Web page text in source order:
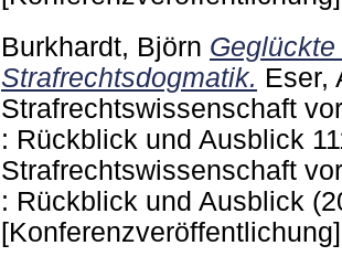
Burkhardt, Björn
Strafrechtsdogmatik. Eser,
Strafrechtswissenschaft
: Rückblick und Ausblick
Strafrechtswissenschaft
: Rückblick und Ausblick
[Konferenzveröffentlichung]